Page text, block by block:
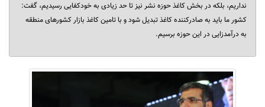
نداریم، بلکه در بخش کاغذ حوزه نشر نیز تا حد زیادی به خودکفایی رسیدیم، گفت:
کشور ما باید به صادرکننده کاغذ تبدیل شود و با تامین کاغذ بازار کشورهای منطقه
به درآمدزایی در این حوزه برسیم. ‎